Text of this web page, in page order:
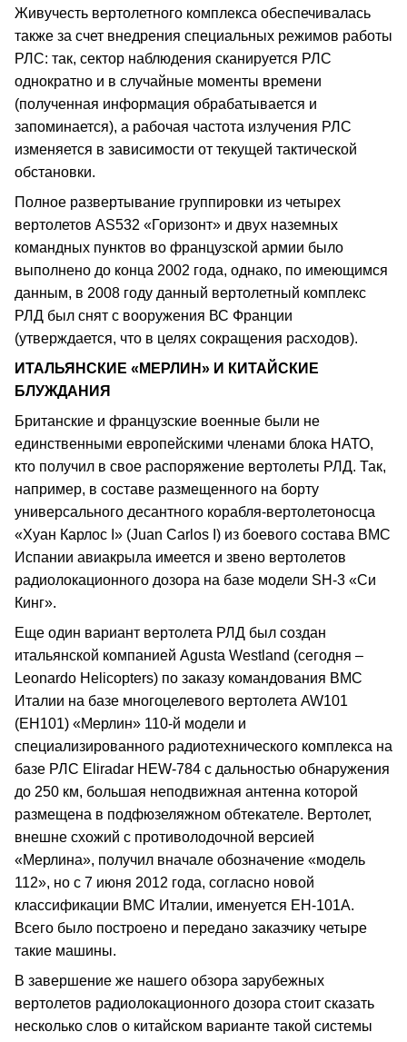
Живучесть вертолетного комплекса обеспечивалась
также за счет внедрения специальных режимов работы
РЛС: так, сектор наблюдения сканируется РЛС
однократно и в случайные моменты времени
(полученная информация обрабатывается и
запоминается), а рабочая частота излучения РЛС
изменяется в зависимости от текущей тактической
обстановки.
Полное развертывание группировки из четырех
вертолетов AS532 «Горизонт» и двух наземных
командных пунктов во французской армии было
выполнено до конца 2002 года, однако, по имеющимся
данным, в 2008 году данный вертолетный комплекс
РЛД был снят с вооружения ВС Франции
(утверждается, что в целях сокращения расходов).
ИТАЛЬЯНСКИЕ «МЕРЛИН» И КИТАЙСКИЕ
БЛУЖДАНИЯ
Британские и французские военные были не
единственными европейскими членами блока НАТО,
кто получил в свое распоряжение вертолеты РЛД. Так,
например, в составе размещенного на борту
универсального десантного корабля-вертолетоносца
«Хуан Карлос I» (Juan Carlos I) из боевого состава ВМС
Испании авиакрыла имеется и звено вертолетов
радиолокационного дозора на базе модели SH-3 «Си
Кинг».
Еще один вариант вертолета РЛД был создан
итальянской компанией Agusta Westland (сегодня –
Leonardo Helicopters) по заказу командования ВМС
Италии на базе многоцелевого вертолета AW101
(EH101) «Мерлин» 110-й модели и
специализированного радиотехнического комплекса на
базе РЛС Eliradar HEW-784 с дальностью обнаружения
до 250 км, большая неподвижная антенна которой
размещена в подфюзеляжном обтекателе. Вертолет,
внешне схожий с противолодочной версией
«Мерлина», получил вначале обозначение «модель
112», но с 7 июня 2012 года, согласно новой
классификации ВМС Италии, именуется EH-101A.
Всего было построено и передано заказчику четыре
такие машины.
В завершение же нашего обзора зарубежных
вертолетов радиолокационного дозора стоит сказать
несколько слов о китайском варианте такой системы